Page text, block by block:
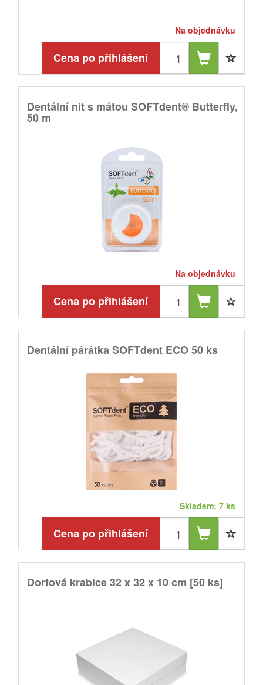
Na objednávku
Cena po přihlášení
Dentální nit s mátou SOFTdent® Butterfly,
50 m
Na objednávku
Cena po přihlášení
Dentální párátka SOFTdent ECO 50 ks
Skladem: 7 ks
Cena po přihlášení
Dortová krabice 32 x 32 x 10 cm [50 ks]